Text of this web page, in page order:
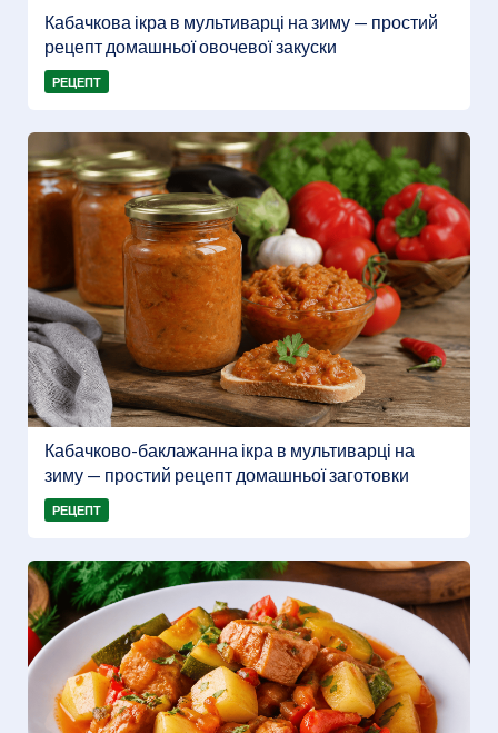
Кабачкова ікра в мультиварці на зиму — простий
рецепт домашньої овочевої закуски
РЕЦЕПТ
Кабачково-баклажанна ікра в мультиварці на
зиму — простий рецепт домашньої заготовки
РЕЦЕПТ